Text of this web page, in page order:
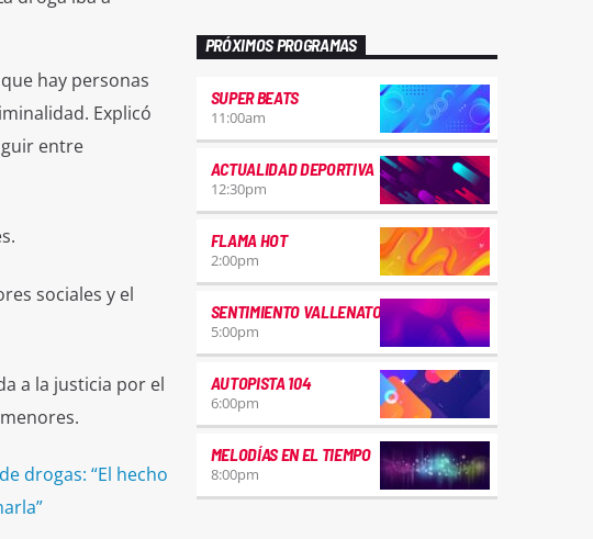
hay personas
Explicó
entre
sociales y el
a la justicia por el
drogas: “El hecho
PRÓXIMOS PROGRAMAS
SUPER BEATS
11:00am
ACTUALIDAD DEPORTIVA
12:30pm
FLAMA HOT
2:00pm
SENTIMIENTO VALLENATO
5:00pm
AUTOPISTA 104
6:00pm
MELODÍAS EN EL TIEMPO
8:00pm